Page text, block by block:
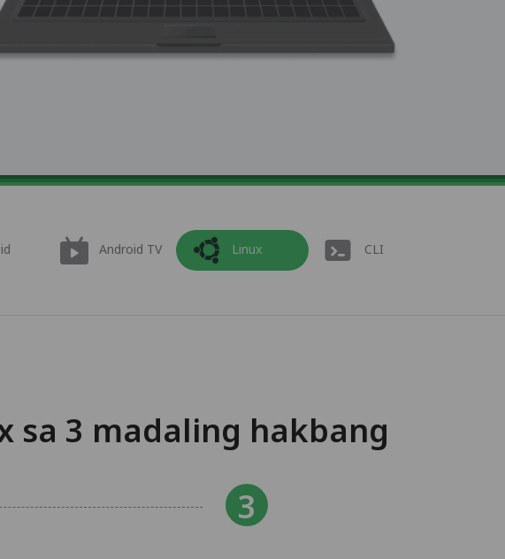
Android TV Linux CLI
sa 3 madaling hakbang